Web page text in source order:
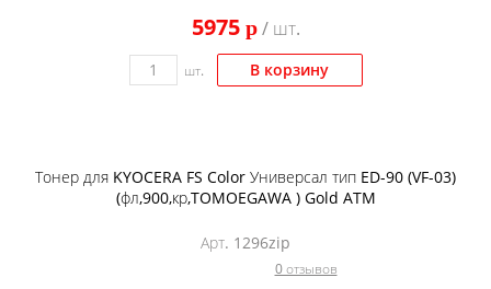
5975 p/ шт.
шт. В корзину
Тонер для KYOCERA FS Color Универсал тип ED-90 (VF-03)
(фл,900,кр,TOMOEGAWA ) Gold ATM
Арт. 1296zip
0 отзывов